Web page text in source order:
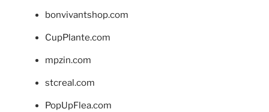
bonvivantshop.com
CupPlante.com
mpzin.com
stcreal.com
PopUpFlea.com